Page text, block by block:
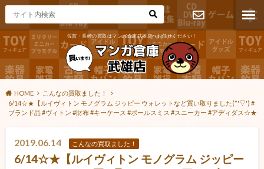
佐賀・長崎の買取はマンガ倉庫武雄店へお任せください！
お問い合わ
せ
HOME
こんなの買取ました！
6/14☆★【ルイヴィトン モノグラム ジッピー ウォレットなど買い取りました(*'▽') #
ブランド品 #ヴィトン #財布 #キーケース #ポールスミス #スニーカー #アディダス☆★
2019.06.14 こんなの買取ました！
6/14☆★【ルイヴィトン モノグラム ジッピー